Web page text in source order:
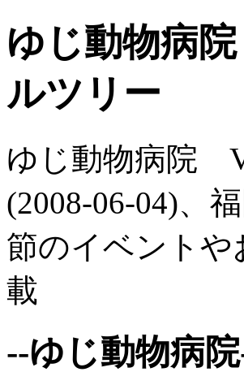
ゆじ動物病
ルツリー
ゆじ動物病院
(2008-06-04)、
節のイベントや
載
--ゆじ動物病